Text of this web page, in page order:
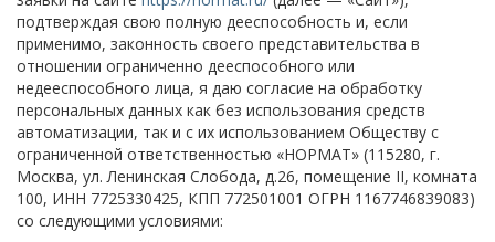
Разработка ПО
Разработка и проектирование АСУ
Разработка и производство контроллеров
Промышленные нагреватели
Кольцевые и полукольцевые нагреватели
подтверждая свою полную дееспособность и, если
применимо, законность своего представительства в
отношении ограниченно дееспособного или
недееспособного лица, я даю согласие на обработку
персональных данных как без использования средств
автоматизации, так и с их использованием Обществу с
ограниченной ответственностью «НОРМАТ» (115280, г.
Москва, ул. Ленинская Слобода, д.26, помещение II, комната
100, ИНН 7725330425, КПП 772501001 ОГРН 1167746839083)
со следующими условиями: